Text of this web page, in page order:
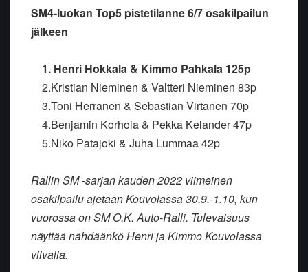
SM4-luokan Top5 pistetilanne 6/7 osakilpailun
jälkeen
1. Henri Hokkala & Kimmo Pahkala 125p
2.Kristian Nieminen & Valtteri Nieminen 83p
3.Toni Herranen & Sebastian Virtanen 70p
4.Benjamin Korhola & Pekka Kelander 47p
5.Niko Patajoki & Juha Lummaa 42p
Rallin SM -sarjan kauden 2022 viimeinen
osakilpailu ajetaan Kouvolassa 30.9.-1.10, kun
vuorossa on SM O.K. Auto-Ralli. Tulevaisuus
näyttää nähdäänkö Henri ja Kimmo Kouvolassa
viivalla.